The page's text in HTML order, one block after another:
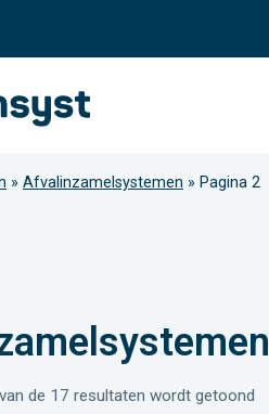
» Afvalinzamelsystemen » Pagina 2
de 17 resultaten wordt getoond